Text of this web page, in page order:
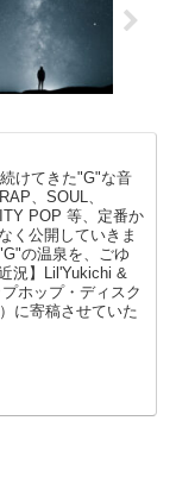
けてきた"G"な音
、SOUL、
POP 等、定番か
く公開していきま
の温泉を、ごゆ
況】Lil'Yukichi &
ホップ・ディスク
に寄稿させていた